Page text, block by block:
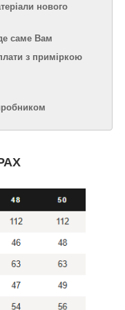
нового
саме Вам
з приміркою